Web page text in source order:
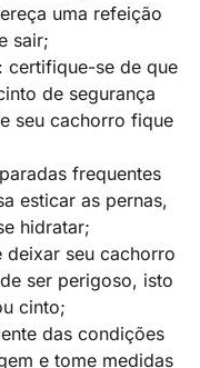
uma refeição
sair;
: certifique-se de que
de segurança
seu cachorro fique
frequentes
esticar as pernas,
hidratar;
deixar seu cachorro
ser perigoso, isto
cinto;
das condições
e tome medidas